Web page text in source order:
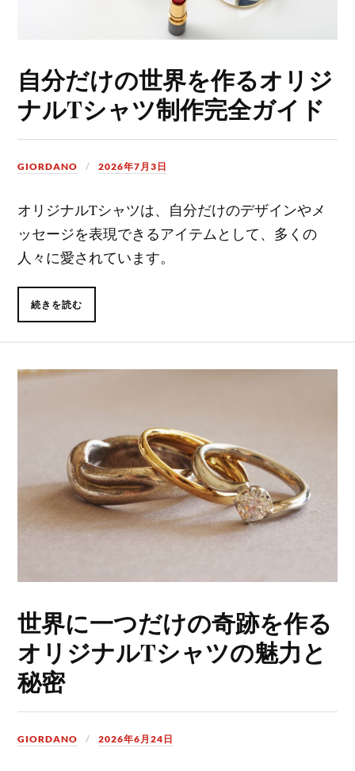
自分だけの世界を作るオリジ
ナルTシャツ制作完全ガイド
GIORDANO 2026年7月3日
オリジナルTシャツは、自分だけのデザインやメ
ッセージを表現できるアイテムとして、多くの
人々に愛されています。
続きを読む
世界に一つだけの奇跡を作る
オリジナルTシャツの魅力と
秘密
GIORDANO 2026年6月24日